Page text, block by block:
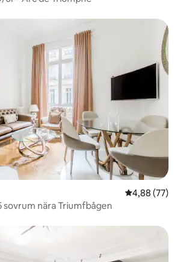
4,88 av 5 i
4,88 (77)
sovrum nära Triumfbågen